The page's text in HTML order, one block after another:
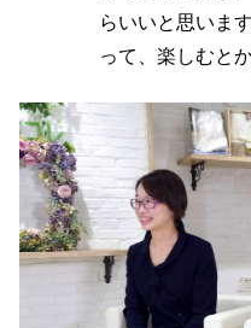
らいいと思いま
って、楽しむと